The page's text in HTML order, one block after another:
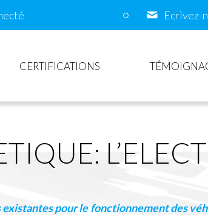
Ecrivez-
CERTIFICATIONS
pour le fonctionnement des